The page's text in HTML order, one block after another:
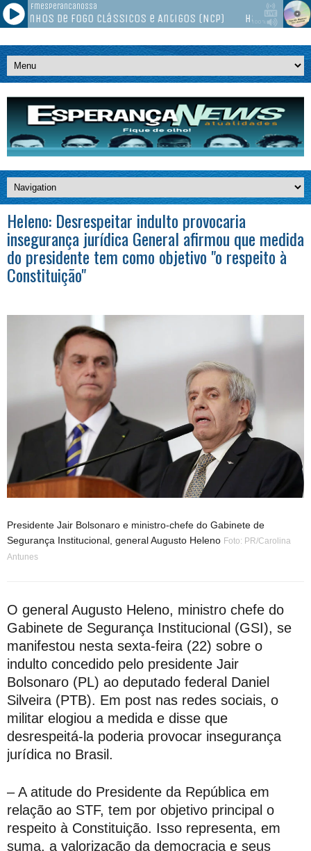
Heleno: Desrespeitar indulto provocaria
insegurança jurídica General afirmou que medida
do presidente tem como objetivo "o respeito à
Constituição"
Presidente Jair Bolsonaro e ministro-chefe do Gabinete de
Segurança Institucional, general Augusto Heleno Foto: PR/Carolina
Antunes
O general Augusto Heleno, ministro chefe do
Gabinete de Segurança Institucional (GSI), se
manifestou nesta sexta-feira (22) sobre o
indulto concedido pelo presidente Jair
Bolsonaro (PL) ao deputado federal Daniel
Silveira (PTB). Em post nas redes sociais, o
militar elogiou a medida e disse que
desrespeitá-la poderia provocar insegurança
jurídica no Brasil.
– A atitude do Presidente da República em
relação ao STF, tem por objetivo principal o
respeito à Constituição. Isso representa, em
suma, a valorização da democracia e seus